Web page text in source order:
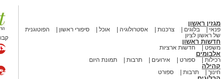
מגזין ראשון
פנאי בלוגים צרכנות אסטרולוגיה אוכל סיפורי ראשון
הפוטוגנית
של ראשון לציון
חדשות ראשון
משפט חדשות ארציות
אלבומים
רכילות ספורט אירועים תרבות תמונת היום
קהילה
חינוך תרבות ספורט